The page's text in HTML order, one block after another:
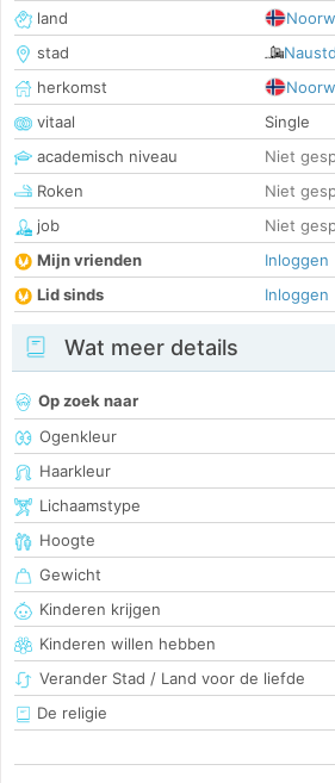
land
stad
herkomst
vitaal
Single
academisch niveau
Niet
Roken
Niet
job
Niet
Mijn vrienden
Inloggen
Lid sinds
Inloggen
Wat meer details
Op zoek naar
Ogenkleur
Haarkleur
Lichaamstype
Hoogte
Gewicht
Kinderen krijgen
Kinderen willen hebben
Verander Stad / Land voor de liefde
De religie